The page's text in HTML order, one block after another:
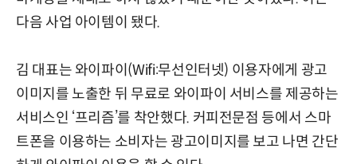
다음 사업 아이템이 됐다.
김 대표는 와이파이(Wifi:무선인터넷) 이용자에게 광고
이미지를 노출한 뒤 무료로 와이파이 서비스를 제공하는
서비스인 ‘프리즘’를 착안했다. 커피전문점 등에서 스마
트폰을 이용하는 소비자는 광고이미지를 보고 나면 간단